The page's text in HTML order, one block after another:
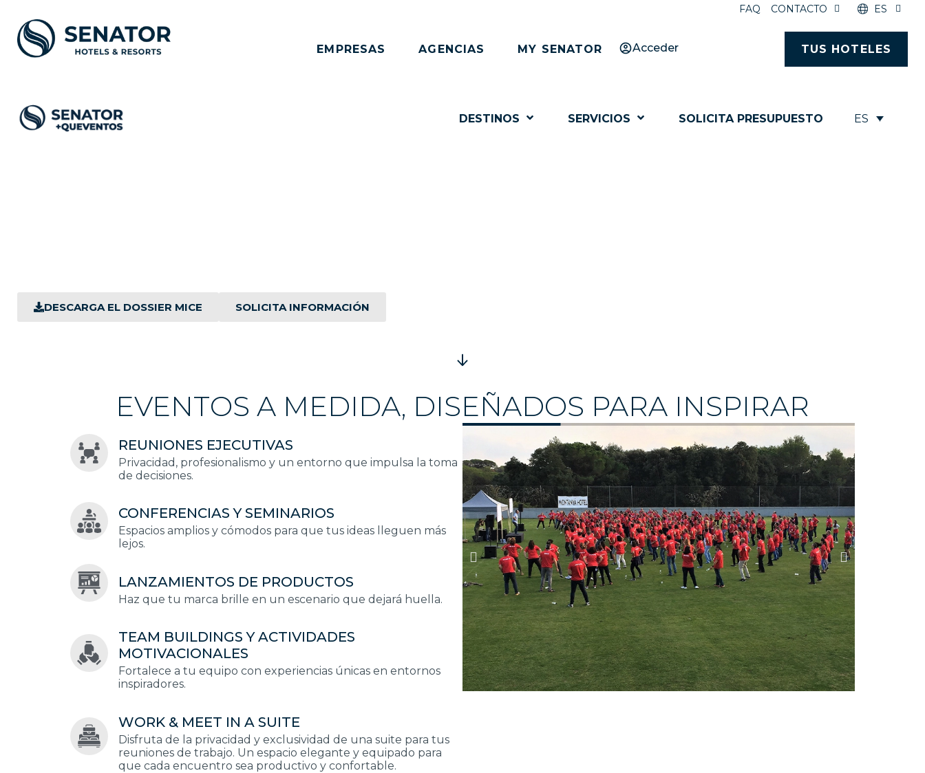
FAQ CONTACTO ES
EMPRESAS AGENCIAS MY SENATOR Acceder TUS HOTELES
DESTINOS SERVICIOS SOLICITA PRESUPUESTO ES
DESCARGA EL DOSSIER MICE SOLICITA INFORMACIÓN
EVENTOS A MEDIDA, DISEÑADOS PARA INSPIRAR
REUNIONES EJECUTIVAS
Privacidad, profesionalismo y un entorno que impulsa la toma
de decisiones.
CONFERENCIAS Y SEMINARIOS
Espacios amplios y cómodos para que tus ideas lleguen más
lejos.
LANZAMIENTOS DE PRODUCTOS
Haz que tu marca brille en un escenario que dejará huella.
TEAM BUILDINGS Y ACTIVIDADES
MOTIVACIONALES
Fortalece a tu equipo con experiencias únicas en entornos
inspiradores.
WORK & MEET IN A SUITE
Disfruta de la privacidad y exclusividad de una suite para tus
reuniones de trabajo. Un espacio elegante y equipado para
que cada encuentro sea productivo y confortable.